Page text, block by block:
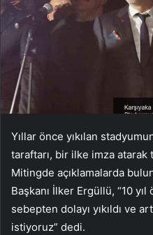
Yıllar önce yıkılan
taraftarı, bir ilke imza
Mitingde açıklamalarda
Başkanı İlker Ergüllü, “10
sebepten dolayı yıkıldı ve
istiyoruz” dedi.